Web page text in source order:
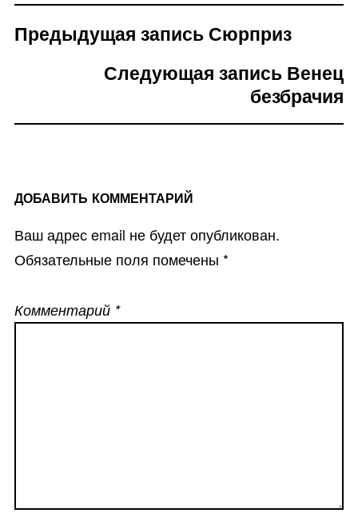
НАВИГАЦИЯ
ЗАПИСЯМ
Предыдущая запись Сюрприз
Следующая запись Венец
безбрачия
ДОБАВИТЬ КОММЕНТАРИЙ
Ваш адрес email не будет опубликован.
Обязательные поля помечены *
Комментарий *